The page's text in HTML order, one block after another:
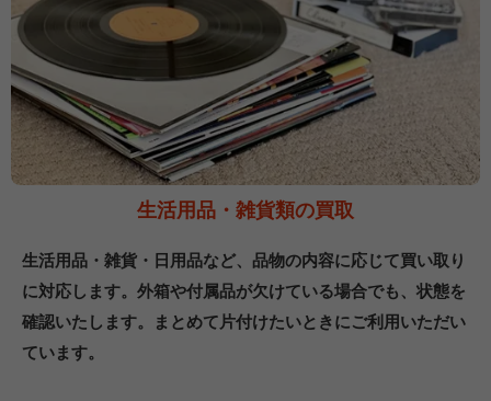
生活用品・雑貨類の買取
生活用品・雑貨・日用品など、品物の内容に応じて買い取り
に対応します。外箱や付属品が欠けている場合でも、状態を
確認いたします。まとめて片付けたいときにご利用いただい
ています。